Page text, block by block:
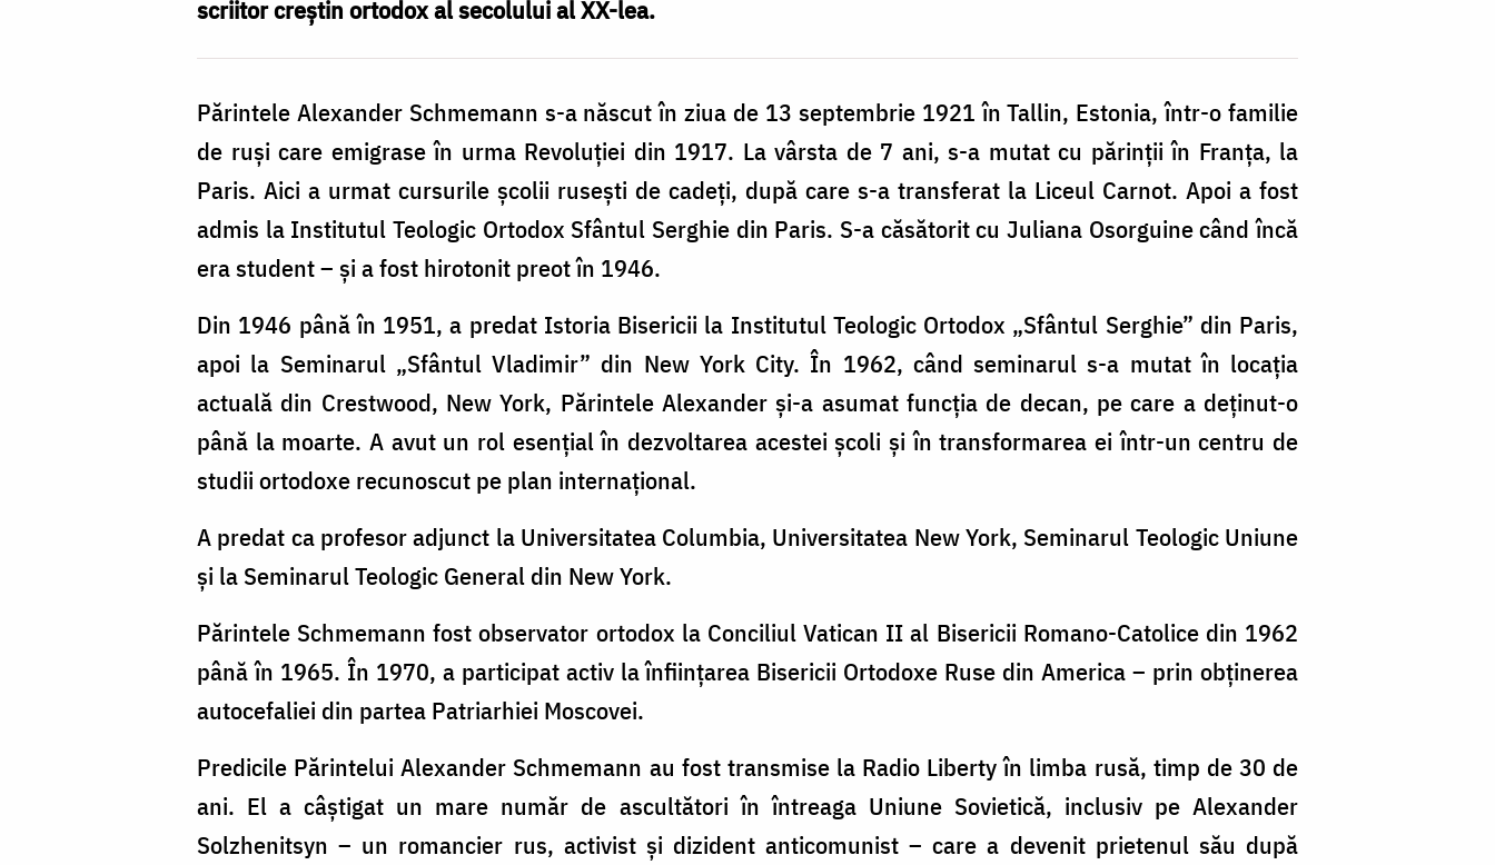
scriitor creştin ortodox al secolului al XX-lea.
Părintele Alexander Schmemann s-a născut în ziua de 13 septembrie 1921 în Tallin, Estonia, într-o familie
de ruși care emigrase în urma Revoluției din 1917. La vârsta de 7 ani, s-a mutat cu părinții în Franța, la
Paris. Aici a urmat cursurile școlii rusești de cadeți, după care s-a transferat la Liceul Carnot. Apoi a fost
admis la Institutul Teologic Ortodox Sfântul Serghie din Paris. S-a căsătorit cu Juliana Osorguine când încă
era student – şi a fost hirotonit preot în 1946.
Din 1946 până în 1951, a predat Istoria Bisericii la Institutul Teologic Ortodox „Sfântul Serghie” din Paris,
apoi la Seminarul „Sfântul Vladimir” din New York City. În 1962, când seminarul s-a mutat în locaţia
actuală din Crestwood, New York, Părintele Alexander şi-a asumat funcţia de decan, pe care a deţinut-o
până la moarte. A avut un rol esențial în dezvoltarea acestei școli și în transformarea ei într-un centru de
studii ortodoxe recunoscut pe plan internațional.
A predat ca profesor adjunct la Universitatea Columbia, Universitatea New York, Seminarul Teologic Uniune
şi la Seminarul Teologic General din New York.
Părintele Schmemann fost observator ortodox la Conciliul Vatican II al Bisericii Romano-Catolice din 1962
până în 1965. În 1970, a participat activ la înfiinţarea Bisericii Ortodoxe Ruse din America – prin obținerea
autocefaliei din partea Patriarhiei Moscovei.
Predicile Părintelui Alexander Schmemann au fost transmise la Radio Liberty în limba rusă, timp de 30 de
ani. El a câştigat un mare număr de ascultători în întreaga Uniune Sovietică, inclusiv pe Alexander
Solzhenitsyn – un romancier rus, activist și dizident anticomunist – care a devenit prietenul său după